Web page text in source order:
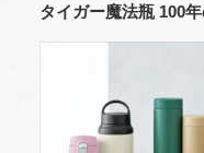
タイガー魔法瓶 100